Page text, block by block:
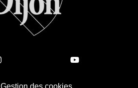
Gestion des cookies